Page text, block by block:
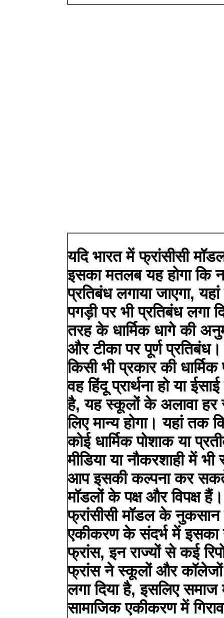
यदि भारत में फ्रांसीसी
इसका मतलब यह होगा कि
प्रतिबंध लगाया जाएगा,
पगड़ी पर भी प्रतिबंध लगा
तरह के धार्मिक धागे की
और टीका पर पूर्ण
किसी भी प्रकार की धार्मिक
वह हिंदू प्रार्थना हो या
है, यह स्कूलों के अलावा हर
लिए मान्य होगा। यहां तक
कोई धार्मिक पोशाक या
मीडिया या नौकरशाही में
आप इसकी कल्पना कर सकते
मॉडलों के पक्ष और विपक्ष हैं।
फ्रांसीसी मॉडल के नुकसान
एकीकरण के संदर्भ में
फ्रांस, इन राज्यों से कई
फ्रांस ने स्कूलों और कॉलेजों
लगा दिया है, इसलिए
सामाजिक एकीकरण में